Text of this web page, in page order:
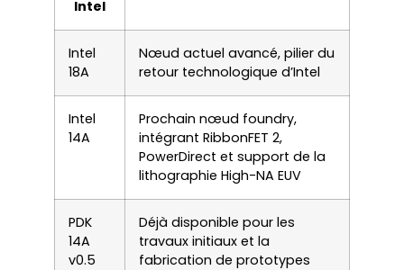
Intel
Intel
18A
Nœud actuel avancé, pilier du
retour technologique d’Intel
Intel
14A
Prochain nœud foundry,
intégrant RibbonFET 2,
PowerDirect et support de la
lithographie High-NA EUV
PDK
14A
v0.5
Déjà disponible pour les
travaux initiaux et la
fabrication de prototypes